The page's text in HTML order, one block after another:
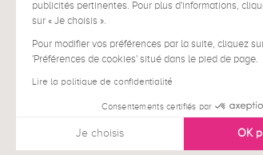
publicités pertinentes. Pour plus d'informations,
sur « Je choisis ».
Pour modifier vos préférences par la suite, cliquez
'Préférences de cookies' situé dans le pied de page.
Lire la politique de confidentialité
Consentements certifiés par
Je choisis OK